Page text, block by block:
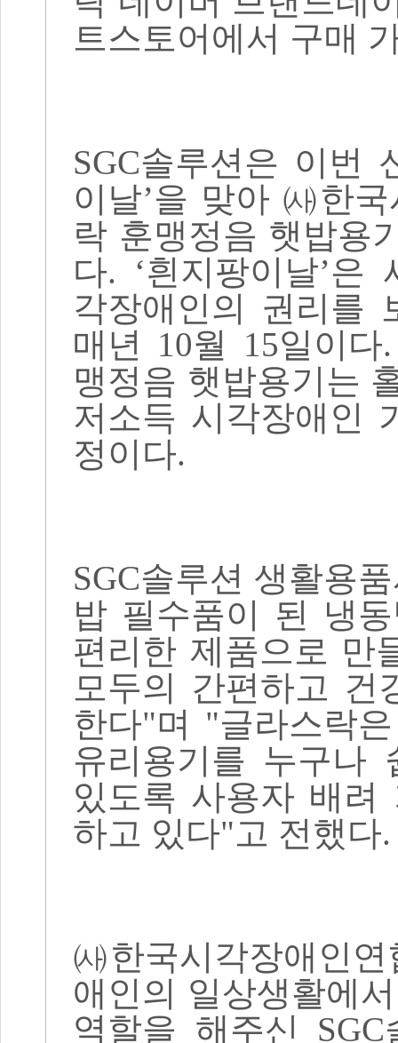
트스토어에서 구매
SGC솔루션은 이번
이날’을 맞아 ㈔한
락 훈맹정음 햇밥용
다. ‘흰지팡이날’은
각장애인의 권리를
매년 10월 15일이다
맹정음 햇밥용기는
저소득 시각장애인
정이다.
SGC솔루션 생활용
밥 필수품이 된 냉
편리한 제품으로 만
모두의 간편하고
한다"며 "글라스락
유리용기를 누구나
있도록 사용자 배려
하고 있다"고 전했다.
㈔한국시각장애인
애인의 일상생활에
역할을 해주신 SGC